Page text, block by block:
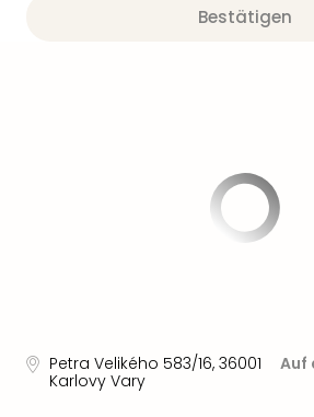
Bestätigen
Petra Velikého 583/16, 36001
Karlovy Vary
Auf